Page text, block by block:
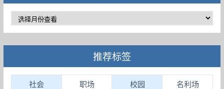
推荐标签
社会 职场 校园 名利场